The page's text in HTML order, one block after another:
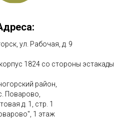
ул. Рабочая, д. 9
1824 со стороны эстакады
район,
Поварово,
д. 1, стр. 1
1 этаж